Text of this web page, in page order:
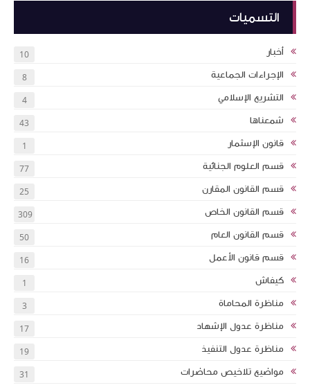
التسميات
أخبار 10
الإجراءات الجماعية 8
التشريع الإسلامي 4
شمعناها 43
قانون الإسثمار 1
قسم العلوم الجنائية 77
قسم القانون المقارن 25
قسم القانون الخاص 309
قسم القانون العام 50
قسم قانون الأعمل 16
كيفاش 1
مناظرة المحاماة 3
مناظرة عدول الإشهاد 17
مناظرة عدول التنفيذ 19
مواضيع تلاخيص محاضرات 31